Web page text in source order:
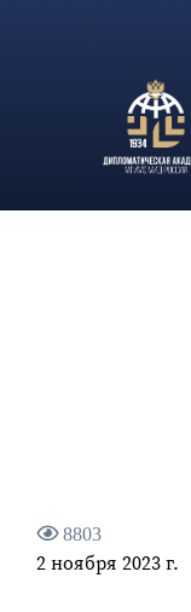
Дипломатической
консультативном
8803
2 ноября 2023 г.